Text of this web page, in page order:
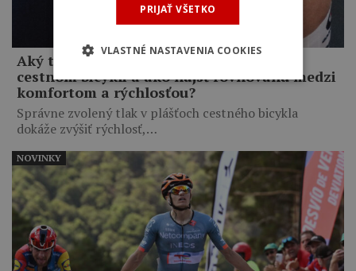
Aký tlak by ste mali mať v plášťoch na
cestnom bicykli a ako nájsť rovnováhu medzi
komfortom a rýchlosťou?
Správne zvolený tlak v plášťoch cestného bicykla
dokáže zvýšiť rýchlosť,…
NOVINKY
PRIJAŤ VŠETKO
VLASTNÉ NASTAVENIA COOKIES